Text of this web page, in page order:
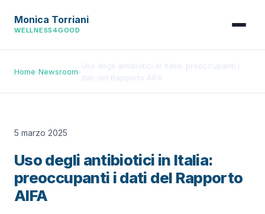
Monica Torriani
WELLNESS4GOOD
Home›Newsroom›
Uso degli antibiotici in Italia: preoccupanti i
dati del Rapporto AIFA
5 marzo 2025
Uso degli antibiotici in Italia:
preoccupanti i dati del Rapporto
AIFA